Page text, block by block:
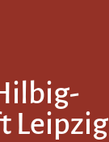
Leipzig